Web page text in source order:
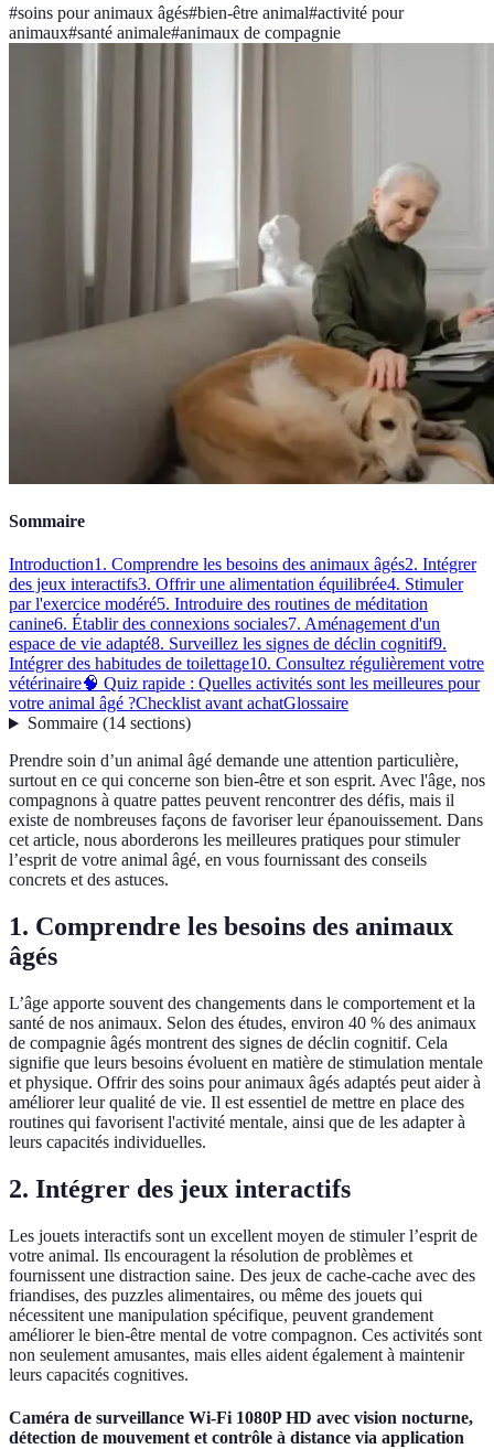
#soins pour animaux âgés#bien-être animal#activité pour
animaux#santé animale#animaux de compagnie
Sommaire
Introduction1. Comprendre les besoins des animaux âgés2. Intégrer
des jeux interactifs3. Offrir une alimentation équilibrée4. Stimuler
par l'exercice modéré5. Introduire des routines de méditation
canine6. Établir des connexions sociales7. Aménagement d'un
espace de vie adapté8. Surveillez les signes de déclin cognitif9.
Intégrer des habitudes de toilettage10. Consultez régulièrement votre
vétérinaire🧠 Quiz rapide : Quelles activités sont les meilleures pour
votre animal âgé ?Checklist avant achatGlossaire
Sommaire(14 sections)
Prendre soin d’un animal âgé demande une attention particulière,
surtout en ce qui concerne son bien-être et son esprit. Avec l'âge, nos
compagnons à quatre pattes peuvent rencontrer des défis, mais il
existe de nombreuses façons de favoriser leur épanouissement. Dans
cet article, nous aborderons les meilleures pratiques pour stimuler
l’esprit de votre animal âgé, en vous fournissant des conseils
concrets et des astuces.
1. Comprendre les besoins des animaux
âgés
L’âge apporte souvent des changements dans le comportement et la
santé de nos animaux. Selon des études, environ 40 % des animaux
de compagnie âgés montrent des signes de déclin cognitif. Cela
signifie que leurs besoins évoluent en matière de stimulation mentale
et physique. Offrir des soins pour animaux âgés adaptés peut aider à
améliorer leur qualité de vie. Il est essentiel de mettre en place des
routines qui favorisent l'activité mentale, ainsi que de les adapter à
leurs capacités individuelles.
2. Intégrer des jeux interactifs
Les jouets interactifs sont un excellent moyen de stimuler l’esprit de
votre animal. Ils encouragent la résolution de problèmes et
fournissent une distraction saine. Des jeux de cache-cache avec des
friandises, des puzzles alimentaires, ou même des jouets qui
nécessitent une manipulation spécifique, peuvent grandement
améliorer le bien-être mental de votre compagnon. Ces activités sont
non seulement amusantes, mais elles aident également à maintenir
leurs capacités cognitives.
Caméra de surveillance Wi-Fi 1080P HD avec vision nocturne,
détection de mouvement et contrôle à distance via application